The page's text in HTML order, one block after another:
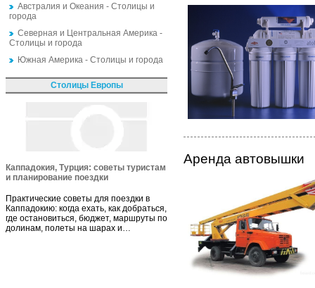
Австралия и Океания - Столицы и
города
Северная и Центральная Америка -
Столицы и города
Южная Америка - Столицы и города
Столицы Европы
Каппадокия, Турция: советы туристам
и планирование поездки
Практические советы для поездки в
Каппадокию: когда ехать, как добраться,
где остановиться, бюджет, маршруты по
долинам, полеты на шарах и…
Аренда автовышки